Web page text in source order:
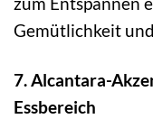
Gemütlichkeit
7. Alcantara-
Essbereich